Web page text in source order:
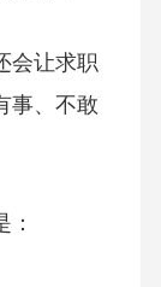
会让求职
事、不敢